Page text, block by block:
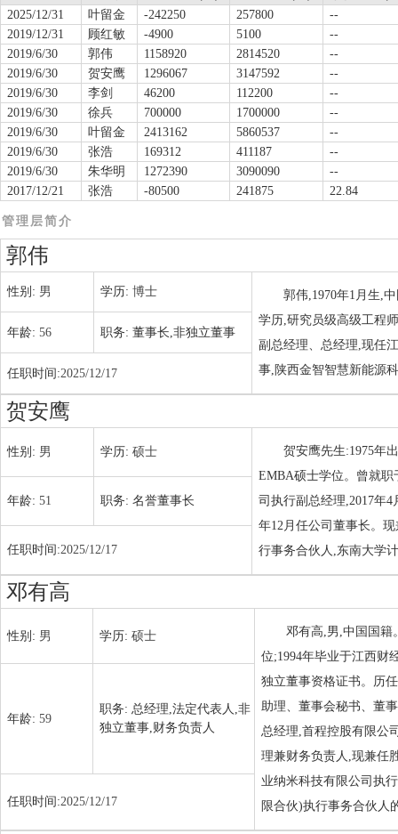
2025/12/31
叶留金 -242250 257800
--
2019/12/31
顾红敏 -4900 5100
--
2019/6/30
郭伟 1158920 2814520
--
2019/6/30
贺安鹰 1296067 3147592
--
2019/6/30
李剑 46200 112200
--
2019/6/30
徐兵 700000 1700000
--
2019/6/30
叶留金 2413162 5860537
--
2019/6/30
张浩 169312 411187
--
2019/6/30
朱华明 1272390 3090090
--
2017/12/21
张浩 -80500 241875 22.84
管理层简介
郭伟
性别: 男 学历: 博士
郭伟,1970年1月生,
学历,研究员级高级工程
副总经理、总经理,现任
事,陕西金智智慧新能源
年龄: 56 职务: 董事长,非独立董事
任职时间:2025/12/17
贺安鹰
性别: 男 学历: 硕士
贺安鹰先生:1975年
EMBA硕士学位。曾就职
司执行副总经理,2017年4
年12月任公司董事长。
行事务合伙人,东南大学
年龄: 51 职务: 名誉董事长
任职时间:2025/12/17
邓有高
性别: 男 学历: 硕士
邓有高,男,中国国籍
位;1994年毕业于江西财
独立董事资格证书。历
助理、董事会秘书、董
总经理,首程控股有限公
理兼财务负责人,现兼任
业纳米科技有限公司执
限合伙)执行事务合伙人
年龄: 59
职务: 总经理,法定代表人,非
独立董事,财务负责人
任职时间:2025/12/17